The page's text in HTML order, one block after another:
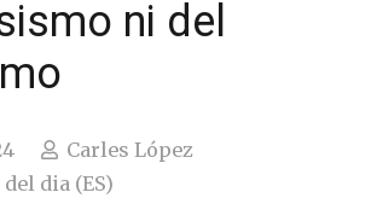
ni del
Carles López
dia (ES)